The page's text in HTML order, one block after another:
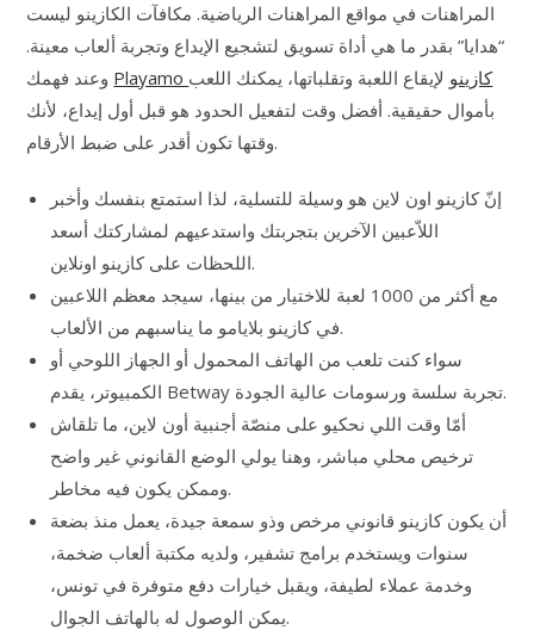
المراهنات في مواقع المراهنات الرياضية. مكافآت الكازينو ليست
“هدايا” بقدر ما هي أداة تسويق لتشجيع الإيداع وتجربة ألعاب معينة.
Playamo كازينو لإيقاع اللعبة وتقلباتها، يمكنك اللعب
بأموال حقيقية. أفضل وقت لتفعيل الحدود هو قبل أول إيداع، لأنك
وقتها تكون أقدر على ضبط الأرقام.
إنّ كازينو اون لاين هو وسيلة للتسلية، لذا استمتع بنفسك وأخبر
اللاّعبين الآخرين بتجربتك واستدعيهم لمشاركتك أسعد
اللحظات على كازينو اونلاين.
مع أكثر من 1000 لعبة للاختيار من بينها، سيجد معظم اللاعبين
في كازينو بلايامو ما يناسبهم من الألعاب.
سواء كنت تلعب من الهاتف المحمول أو الجهاز اللوحي أو
الكمبيوتر، يقدم Betway تجربة سلسة ورسومات عالية الجودة.
أمّا وقت اللي نحكيو على منصّة أجنبية أون لاين، ما تلقاش
ترخيص محلي مباشر، وهنا يولي الوضع القانوني غير واضح
وممكن يكون فيه مخاطر.
أن يكون كازينو قانوني مرخص وذو سمعة جيدة، يعمل منذ بضعة
سنوات ويستخدم برامج تشفير، ولديه مكتبة ألعاب ضخمة،
وخدمة عملاء لطيفة، ويقبل خيارات دفع متوفرة في تونس،
يمكن الوصول له بالهاتف الجوال.